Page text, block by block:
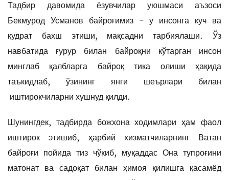
Тадбир давомида ёзувчилар уюшмаси аъзоси
Бекмурод Усманов байроғимиз - у инсонга куч ва
қудрат бахш этиши, мақсадни тарбиялаши. Ўз
навбатида ғурур билан байроқни кўтарган инсон
минглаб қалбларга байроқ тика олиши ҳақида
таъкидлаб, ўзининг янги шеърлари билан
иштирокчиларни хушнуд қилди.
Шунингдек, тадбирда божхона ходимлари ҳам фаол
иштирок этишиб, ҳарбий хизматчиларнинг Ватан
байроғи пойида тиз чўкиб, муқаддас Она тупроғини
матонат ва садоқат билан ҳимоя қилишга қасамёд